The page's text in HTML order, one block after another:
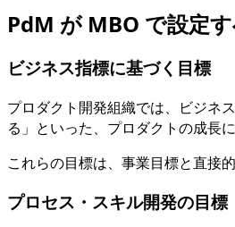
PdM が MBO で設定
ビジネス指標に基づく目標
プロダクト開発組織では、ビジネ
る」といった、プロダクトの成長
これらの目標は、事業目標と直接
プロセス・スキル開発の目標